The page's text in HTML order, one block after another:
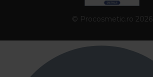
© Procosmetic.ro 2026